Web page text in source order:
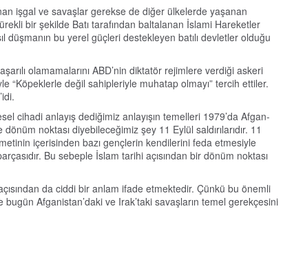
işgal ve savaşlar gerekse de diğer ülkelerde yaşanan
bir şekilde Batı tarafından baltalanan İslami Hareketler
bu yerel güçleri destekleyen batılı devletler olduğu
olamamalarını ABD’nin diktatör rejimlere verdiği askeri
“Köpeklerle değil sahipleriyle muhatap olmayı” tercih ettiler.
cihadi anlayış dediğimiz anlayışın temelleri 1979’da Afgan-
dönüm noktası diyebileceğimiz şey 11 Eylül saldırılarıdır. 11
içerisinden bazı gençlerin kendilerini feda etmesiyle
Bu sebeple İslam tarihi açısından bir dönüm noktası
da ciddi bir anlam ifade etmektedir. Çünkü bu önemli
Afganistan’daki ve Irak’taki savaşların temel gerekçesini